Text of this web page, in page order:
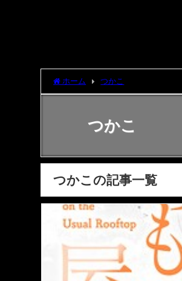
ホーム つかこ
つかこ
つかこの記事一覧